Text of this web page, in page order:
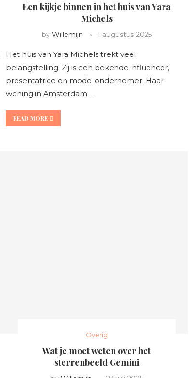
Een kijkje binnen in het huis van Yara
Michels
by Willemijn 1 augustus 2025
Het huis van Yara Michels trekt veel
belangstelling. Zij is een bekende influencer,
presentatrice en mode-ondernemer. Haar
woning in Amsterdam …
READ MORE
Overig
Wat je moet weten over het
sterrenbeeld Gemini